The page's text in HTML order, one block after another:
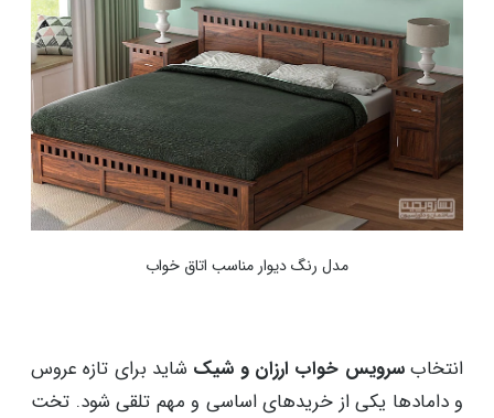
مدل رنگ دیوار مناسب اتاق خواب
انتخابسرویس خواب ارزان و شیکشاید برای تازه عروس
و داماد‌ها یکی از خرید‌های اساسی و مهم تلقی شود. تخت